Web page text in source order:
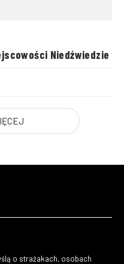
Niedźwiedzie
o strażakach, osobach